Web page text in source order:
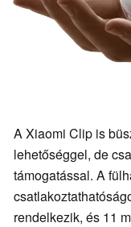
A Xiaomi Clip is
lehetőséggel, de
támogatással. A
rendelkezik, és 11